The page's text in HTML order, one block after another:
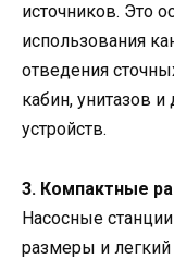
источников. Это
использования
отведения
кабин, унитазов и
устройств.
3. Компактные
Насосные
размеры и легкий